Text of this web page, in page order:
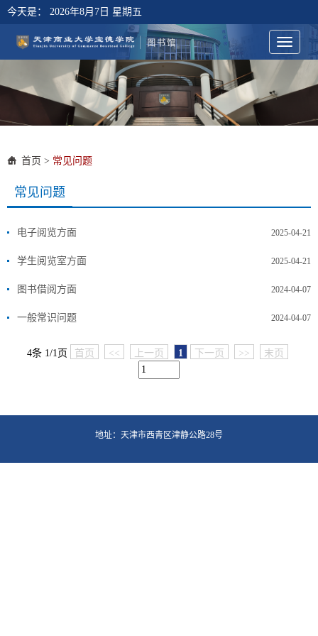
今天是： 2026年8月7日 星期五
首页 > 常见问题
常见问题
电子阅览方面 2025-04-21
学生阅览室方面 2025-04-21
图书借阅方面 2024-04-07
一般常识问题 2024-04-07
4条 1/1页 首页 << 上一页 1 下一页 >> 末页
地址：天津市西青区津静公路28号